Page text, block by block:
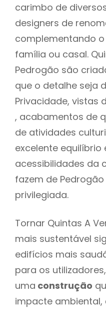
carimbo de
designers de
complementando
família ou casal.
Pedrogão são
que o detalhe seja
Privacidade, vistas
, acabamentos de
de atividades
excelente equilíbrio
acessibilidades da
fazem de
privilegiada.
Tornar Quintas A
mais sustentável
edifícios mais
para os
uma construção
impacte ambiental,